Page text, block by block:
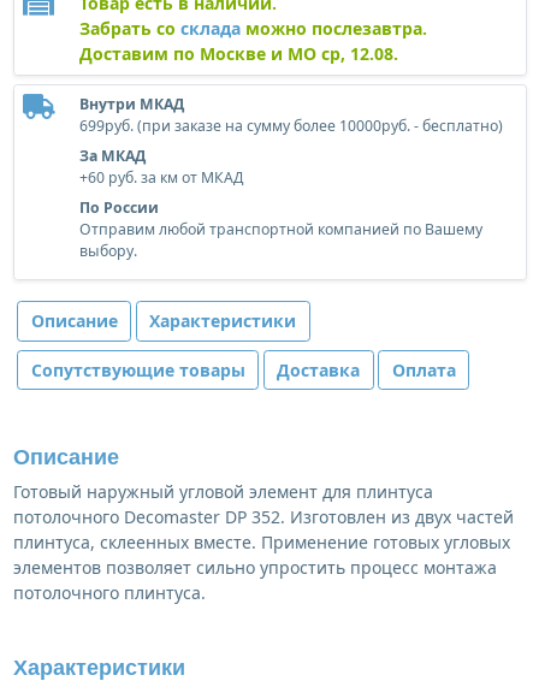
Забрать со складаможно послезавтра.
Доставим по Москве и МО ср, 12.08.
Внутри МКАД
699руб. (при заказе на сумму более 10000руб. - бесплатно)
За МКАД
+60 руб. за км от МКАД
По России
Отправим любой транспортной компанией по Вашему
выбору.
Описание Характеристики
Сопутствующие товары Доставка Оплата
Описание
Готовый наружный угловой элемент для плинтуса
потолочного Decomaster DP 352. Изготовлен из двух частей
плинтуса, склеенных вместе. Применение готовых угловых
элементов позволяет сильно упростить процесс монтажа
потолочного плинтуса.
Характеристики